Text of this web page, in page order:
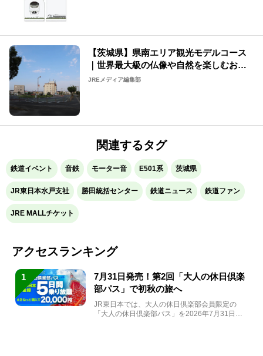
【茨城県】県南エリア観光モデルコース
｜世界最大級の仏像や自然を楽しむおす
すめコースをご紹介
JREメディア編集部
関連するタグ
鉄道イベント 音鉄 モーター音 E501系 茨城県
JR東日本水戸支社 勝田統括センター 鉄道ニュース 鉄道ファン
JRE MALLチケット
アクセスランキング
1
7月31日発売！第2回「大人の休日倶楽
部パス」で初秋の旅へ
JR東日本では、大人の休日倶楽部会員限定の
「大人の休日倶楽部パス」を2026年7月31日